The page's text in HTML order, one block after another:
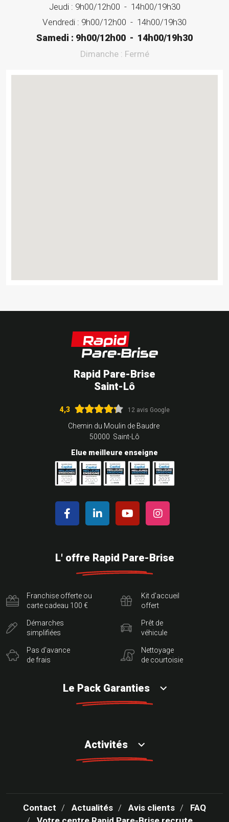
Jeudi : 9h00/12h00 - 14h00/19h30
Vendredi : 9h00/12h00 - 14h00/19h30
Samedi : 9h00/12h00 - 14h00/19h30
Dimanche : Fermé
Rapid Pare-Brise
Saint-Lô
4,3 12 avis Google
Chemin du Moulin de Baudre
50000 Saint-Lô
Elue meilleure enseigne
L' offre Rapid Pare-Brise
Franchise offerte ou
carte cadeau 100 €
Démarches
simplifiées
Pas d'avance
de frais
Kit d'accueil
offert
Prêt de
véhicule
Nettoyage
de courtoisie
Le Pack Garanties
Activités
Contact Actualités Avis clients
FAQ